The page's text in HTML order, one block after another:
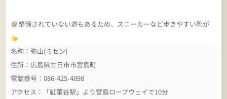
整備されていない道もあるため、スニーカーなど歩きやすい靴が
名称：弥山(ミセン)
住所：広島県廿日市市宮島町
電話番号：086-425-4898
アクセス：「紅葉谷駅」より宮島ロープウェイで10分